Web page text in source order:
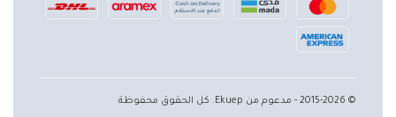
© 2015-2026 - مدعوم من Ekuep. كل الحقوق محفوظة